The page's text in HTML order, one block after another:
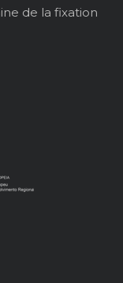
de la fixation